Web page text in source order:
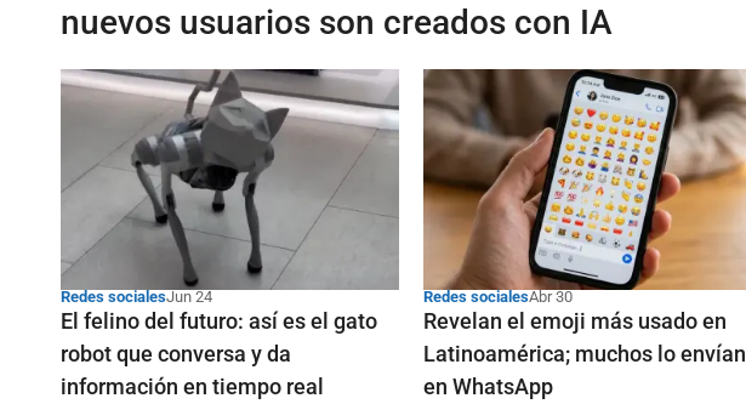
nuevos usuarios son creados con IA
Redes socialesJun 24
El felino del futuro: así es el gato
robot que conversa y da
información en tiempo real
Redes socialesAbr 30
Revelan el emoji más usado en
Latinoamérica; muchos lo envían
en WhatsApp